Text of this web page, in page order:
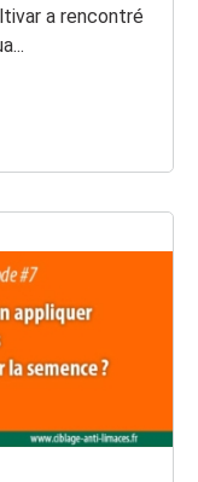
a rencontré